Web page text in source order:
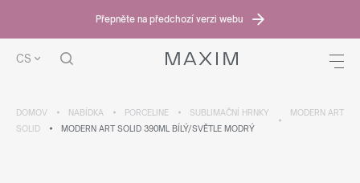
Přepněte na předchozí verzi webu
CS
DOMOV NABÍDKA PORCELINE SUBLIMAČNÍ HRNKY
MODERN ART
SOLID
MODERN ART SOLID 390ML BÍLÝ/SVĚTLE MODRÝ